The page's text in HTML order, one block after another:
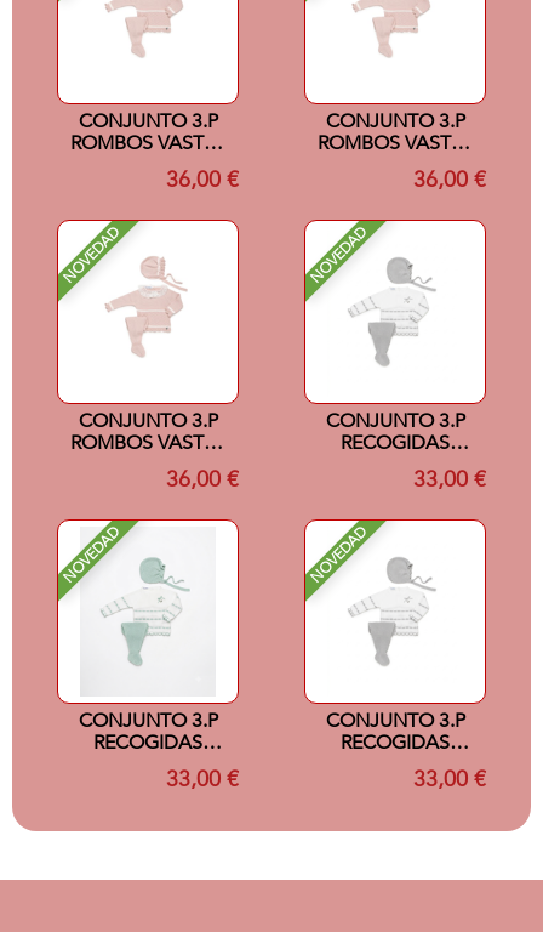
CONJUNTO 3.P
ROMBOS VASTAS
ROSAPALO/CRUDO
36,00 €
CONJUNTO 3.P
ROMBOS VASTAS
ROSAPALO/CRUDO
36,00 €
NOVEDAD
CONJUNTO 3.P
ROMBOS VASTAS
ROSAPALO/CRUDO
36,00 €
NOVEDAD
CONJUNTO 3.P
RECOGIDAS
PASACINTAS
BLANCO/GRIS 0M
33,00 €
NOVEDAD
CONJUNTO 3.P
RECOGIDAS
PASACINTAS
BLANCO/V.MENTA
33,00 €
NOVEDAD
CONJUNTO 3.P
RECOGIDAS
PASACINTAS
BLANCO/GRIS 1M
33,00 €